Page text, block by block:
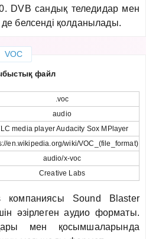
DVB сандық теледидар мен
белсенді қолданылады.
VOC
файл
.voc
audio
media player Audacity Sox MPlayer
en.wikipedia.org/wiki/VOC_(file_format)
audio/x-voc
Creative Labs
Sound Blaster
әзірлеген аудио форматы.
мен қосымшаларында